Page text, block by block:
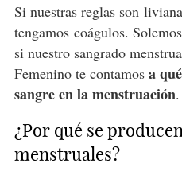
Si nuestras reglas son
tengamos coágulos.
si nuestro sangrado
Femenino te contamos a
sangre en la menstruación.
¿Por qué se
menstruales?